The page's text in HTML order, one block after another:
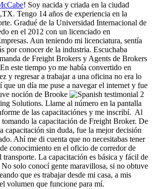
! Soy nacida y criada en la ciudad
Tengo 14 años de experiencia en la
Gradué de la Universidad Internacional de
en el 2012 con un licenciado en
Aun teniendo mi licenciatura, sentía
por conocer de la industria. Escuchaba
de Freight Brokers y Agents de Brokers
este tiempo yo me había convertido en
y regresar a trabajar a una oficina no era lo
que un día me puse a navegar el internet y fue
noción de Brooke
Solutions. Llame al número en la pantalla
de las capacitaciónes y me inscribí. Al
tomando la capacitación de Freight Broker. De
capacitación sin duda, fue la mejor decisión
Ahí me di cuenta que no necesitabas tener
conocimiento en el oficio de corredor de
transporte. La capacitación es básica y fácil de
No solo conocí gente maravillosa, si no obtuve
que es trabajar desde mi casa, a mis
volumen que funcione para mí.